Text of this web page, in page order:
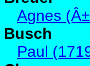
Agnes
Busch
Paul